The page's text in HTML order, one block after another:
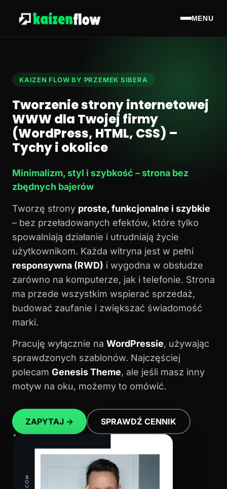
MENU
KAIZEN FLOW BY PRZEMEK SIBERA
Tworzenie strony internetowej
WWW dla Twojej firmy
(WordPress, HTML, CSS) –
Tychy i okolice
Minimalizm, styl i szybkość – strona bez
zbędnych bajerów
Tworzę strony proste, funkcjonalne i szybkie
– bez przeładowanych efektów, które tylko
spowalniają działanie i utrudniają życie
użytkownikom. Każda witryna jest w pełni
responsywna (RWD) i wygodna w obsłudze
zarówno na komputerze, jak i telefonie. Strona
ma przede wszystkim wspierać sprzedaż,
budować zaufanie i zwiększać świadomość
marki.
Pracuję wyłącznie na WordPressie, używając
sprawdzonych szablonów. Najczęściej
polecam Genesis Theme, ale jeśli masz inny
motyw na oku, możemy to omówić.
ZAPYTAJ → SPRAWDŹ CENNIK